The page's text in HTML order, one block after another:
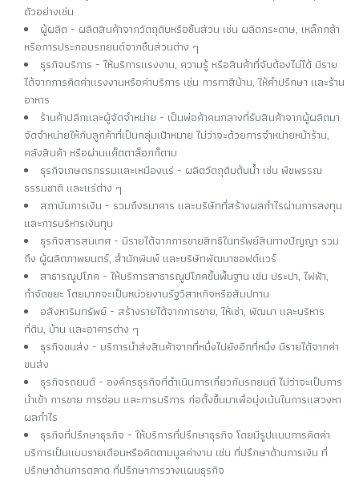
ตัวอย่างเช่น
ผู้ผลิต - ผลิตสินค้าจากวัตถุดิบหรือชิ้นส่วน เช่น ผลิตกระดาษ, เหล็กกล้า
หรือการประกอบรถยนต์จากชิ้นส่วนต่าง ๆ
ธุรกิจบริการ - ให้บริการแรงงาน, ความรู้ หรือสินค้าที่จับต้องไม่ได้ มีราย
ได้จากการคิดค่าแรงงานหรือค่าบริการ เช่น การทาสีบ้าน, ให้คำปรึกษา และร้าน
อาหาร
ร้านค้าปลีกและผู้จัดจำหน่าย - เป็นพ่อค้าคนกลางที่รับสินค้าจากผู้ผลิตมา
จัดจำหน่ายให้กับลูกค้าที่เป็นกลุ่มเป้าหมาย ไม่ว่าจะด้วยการจำหน่ายหน้าร้าน,
คลังสินค้า หรือผ่านแค็ตตาล็อกก็ตาม
ธุรกิจเกษตรกรรมและเหมืองแร่ - ผลิตวัตถุดิบต้นน้ำ เช่น พืชพรรณ
ธรรมชาติ และแร่ต่าง ๆ
สถาบันการเงิน - รวมถึงธนาคาร และบริษัทที่สร้างผลกำไรผ่านการลงทุน
และการบริหารเงินทุน
ธุรกิจสารสนเทศ - มีรายได้จากการขายสิทธิในทรัพย์สินทางปัญญา รวม
ถึง ผู้ผลิตภาพยนตร์, สำนักพิมพ์ และบริษัทพัฒนาซอฟต์แวร์
สาธารณูปโภค - ให้บริการสาธารณูปโภคขั้นพื้นฐาน เช่น ประปา, ไฟฟ้า,
กำจัดขยะ โดยมากจะเป็นหน่วยงานรัฐวิสาหกิจหรือสัมปทาน
อสังหาริมทรัพย์ - สร้างรายได้จากการขาย, ให้เช่า, พัฒนา และบริหาร
ที่ดิน, บ้าน และอาคารต่าง ๆ
ธุรกิจขนส่ง - บริการนำส่งสินค้าจากที่หนึ่งไปยังอีกที่หนึ่ง มีรายได้จากค่า
ขนส่ง
ธุรกิจรถยนต์ - องค์กรธุรกิจที่ดำเนินการเกี่ยวกับรถยนต์ ไม่ว่าจะเป็นการ
นำเข้า การขาย การซ่อม และการบริการ ก่อตั้งขึ้นมาเพื่อมุ่งเน้นในการแสวงหา
ผลกำไร
ธุรกิจที่ปรึกษาธุรกิจ - ให้บริการที่ปรึกษาธุรกิจ โดยมีรูปแบบการคิดค่า
บริการเป็นแบบรายเดือนหรือคิดตามมูลค่างาน เช่น ที่ปรึกษาด้านการเงิน ที่
ปรึกษาด้านการตลาด ที่ปรึกษาการวางแผนธุรกิจ